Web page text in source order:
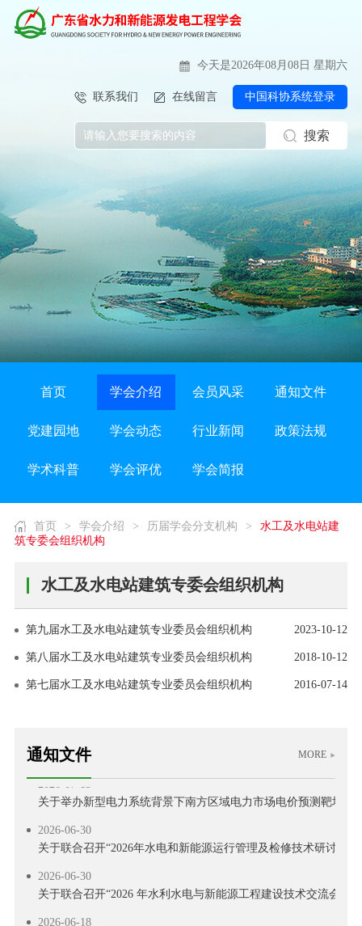
今天是2026年08月08日 星期六
联系我们 在线留言 中国科协系统登录
搜索
首页 学会介绍 会员风采 通知文件
党建园地 学会动态 行业新闻 政策法规
学术科普 学会评优 学会简报
首页 > 学会介绍 > 历届学会分支机构 >
水工及水电站建
筑专委会组织机构
水工及水电站建筑专委会组织机构
第九届水工及水电站建筑专业委员会组织机构 2023-10-12
第八届水工及水电站建筑专业委员会组织机构 2018-10-12
第七届水工及水电站建筑专业委员会组织机构 2016-07-14
通知文件 MORE
关于举办2026 年电力行业送配电线路工技能提升培训的通知
2026-07-13
关于举办新型电力系统背景下南方区域电力市场电价预测靶场竞
2026-06-30
关于联合召开“2026年水电和新能源运行管理及检修技术研讨会”
2026-06-30
关于联合召开“2026 年水利水电与新能源工程建设技术交流会”的
2026-06-18